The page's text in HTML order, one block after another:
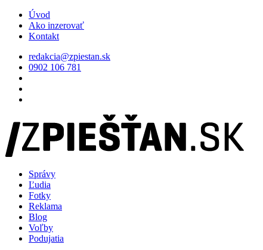
Úvod
Ako inzerovať
Kontakt
redakcia@zpiestan.sk
0902 106 781
Správy
Ľudia
Fotky
Reklama
Blog
Voľby
Podujatia